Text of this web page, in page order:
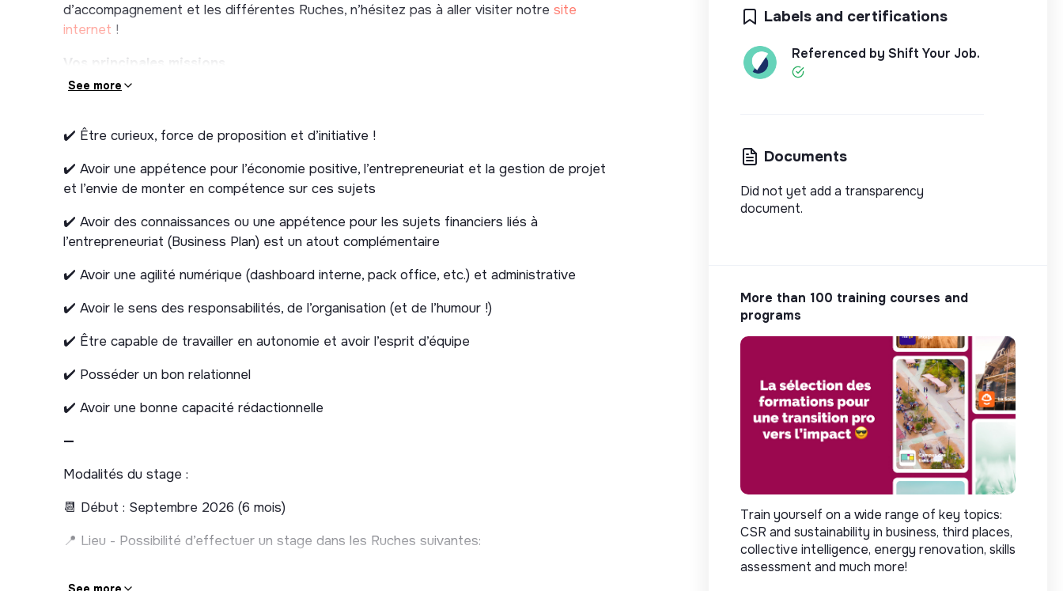
d’accompagnement et les différentes Ruches, n’hésitez pas à aller visiter notre site
internet !
Vos principales missions
1. Mobilisation & sourcing (terrain + digital)
Couvrir des évènements locaux (forums, salons, ateliers, marchés d’entrepreneurs) et
Organiser des sessions d’information chez les partenaires (missions locales,
associations, centres sociaux…).
Activer des relais de communication, créer des outils de sourcing (landing, formulaires,
scripts) et mener des actions d’acquisition (webinaires, campagnes).
Participer aux diagnostics d’entrée, à la pré-sélection et à l’organisation des comités
(logistique, convocations, supports, comptes-rendus).
summary).
3. Accompagnement des entrepreneur.e.s
Participer aux suivis individuels tout au long du parcours.
Co-animer des ateliers collectifs (étude de marché, persona, proposition de valeur,
Réaliser des mises en relation ciblées avec mentors, experts et partenaires.
4. Communication & valorisation
See more
✔️ Être curieux, force de proposition et d’initiative !
✔️ Avoir une appétence pour l’économie positive, l’entrepreneuriat et la gestion de projet
et l’envie de monter en compétence sur ces sujets
✔️ Avoir des connaissances ou une appétence pour les sujets financiers liés à
l’entrepreneuriat (Business Plan) est un atout complémentaire
✔️ Avoir une agilité numérique (dashboard interne, pack office, etc.) et administrative
✔️ Avoir le sens des responsabilités, de l’organisation (et de l’humour !)
✔️ Être capable de travailler en autonomie et avoir l’esprit d’équipe
✔️ Posséder un bon relationnel
✔️ Avoir une bonne capacité rédactionnelle
—
Modalités du stage :
📆 Début : Septembre 2026 (6 mois)
📍 Lieu - Possibilité d’effectuer un stage dans les Ruches suivantes:
Labels and certifications
Referenced by Shift Your Job.
Documents
Did not yet add a transparency
document.
More than 100 training courses and
programs
Train yourself on a wide range of key topics:
CSR and sustainability in business, third places,
collective intelligence, energy renovation, skills
assessment and much more!